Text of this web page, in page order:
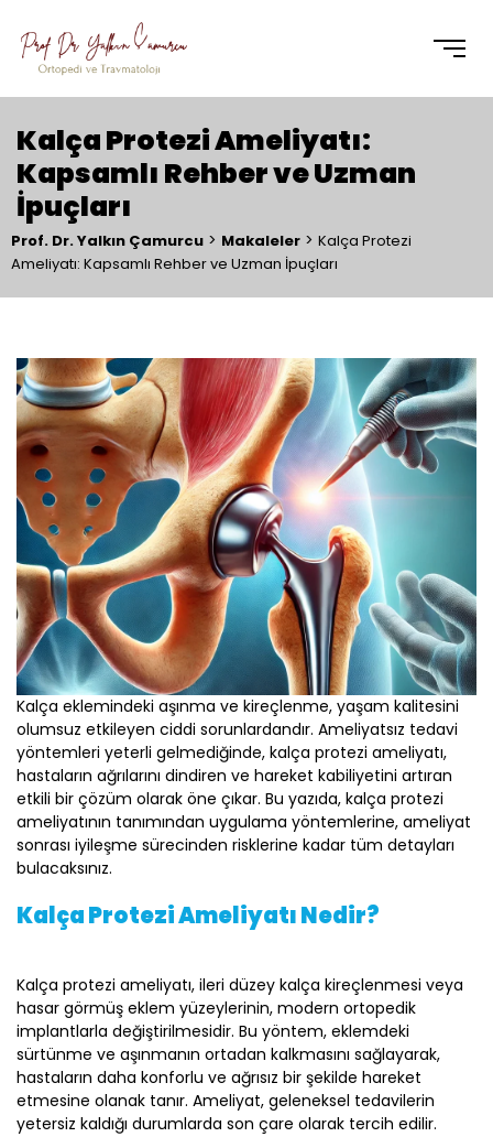
Kalça Protezi Ameliyatı:
Kapsamlı Rehber ve Uzman
İpuçları
Prof. Dr. Yalkın Çamurcu> Makaleler> Kalça Protezi
Ameliyatı: Kapsamlı Rehber ve Uzman İpuçları
Kalça eklemindeki aşınma ve kireçlenme, yaşam kalitesini
olumsuz etkileyen ciddi sorunlardandır. Ameliyatsız tedavi
yöntemleri yeterli gelmediğinde, kalça protezi ameliyatı,
hastaların ağrılarını dindiren ve hareket kabiliyetini artıran
etkili bir çözüm olarak öne çıkar. Bu yazıda, kalça protezi
ameliyatının tanımından uygulama yöntemlerine, ameliyat
sonrası iyileşme sürecinden risklerine kadar tüm detayları
bulacaksınız.
Kalça Protezi Ameliyatı Nedir?
Kalça protezi ameliyatı, ileri düzey kalça kireçlenmesi veya
hasar görmüş eklem yüzeylerinin, modern ortopedik
implantlarla değiştirilmesidir. Bu yöntem, eklemdeki
sürtünme ve aşınmanın ortadan kalkmasını sağlayarak,
hastaların daha konforlu ve ağrısız bir şekilde hareket
etmesine olanak tanır. Ameliyat, geleneksel tedavilerin
yetersiz kaldığı durumlarda son çare olarak tercih edilir.